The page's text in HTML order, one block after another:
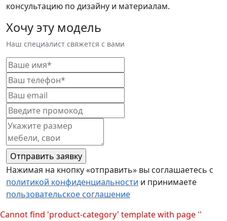
консультацию по дизайну и материалам.
Хочу эту модель
Наш специалист свяжется с вами
Нажимая на кнопку «отправить» вы соглашаетесь с
политикой конфиденциальности и принимаете
пользовательское соглашение
Cannot find 'product-category' template with page ''